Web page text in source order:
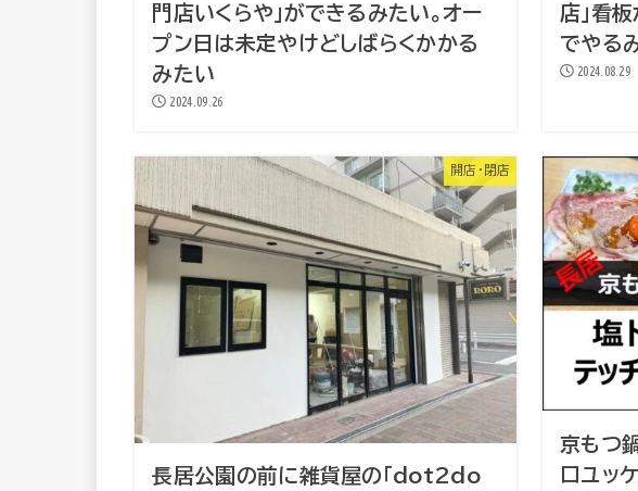
門店いくらや」ができるみたい。オー
プン日は未定やけどしばらくかかる
みたい
2024.09.26
店」看
でやる
2024.08.29
開店・閉店
長居公園の前に雑貨屋の「dot2do
京もつ
口ユッ